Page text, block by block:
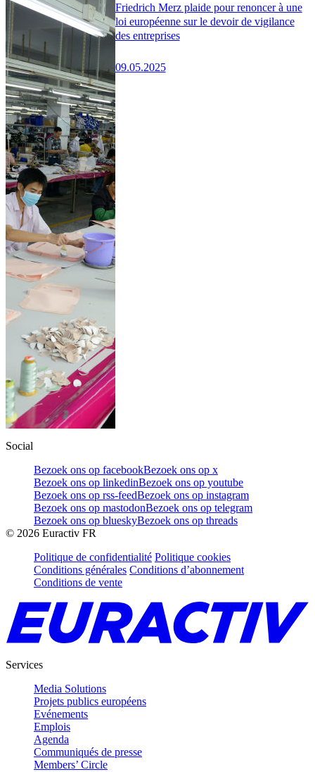
Friedrich Merz plaide pour renoncer à une
loi européenne sur le devoir de vigilance
des entreprises
09.05.2025
Social
Bezoek ons op facebookBezoek ons op x
Bezoek ons op linkedinBezoek ons op youtube
Bezoek ons op rss-feedBezoek ons op instagram
Bezoek ons op mastodonBezoek ons op telegram
Bezoek ons op blueskyBezoek ons op threads
© 2026 Euractiv FR
Politique de confidentialité Politique cookies
Conditions générales Conditions d’abonnement
Conditions de vente
Services
Media Solutions
Projets publics européens
Evénements
Emplois
Agenda
Communiqués de presse
Members’ Circle